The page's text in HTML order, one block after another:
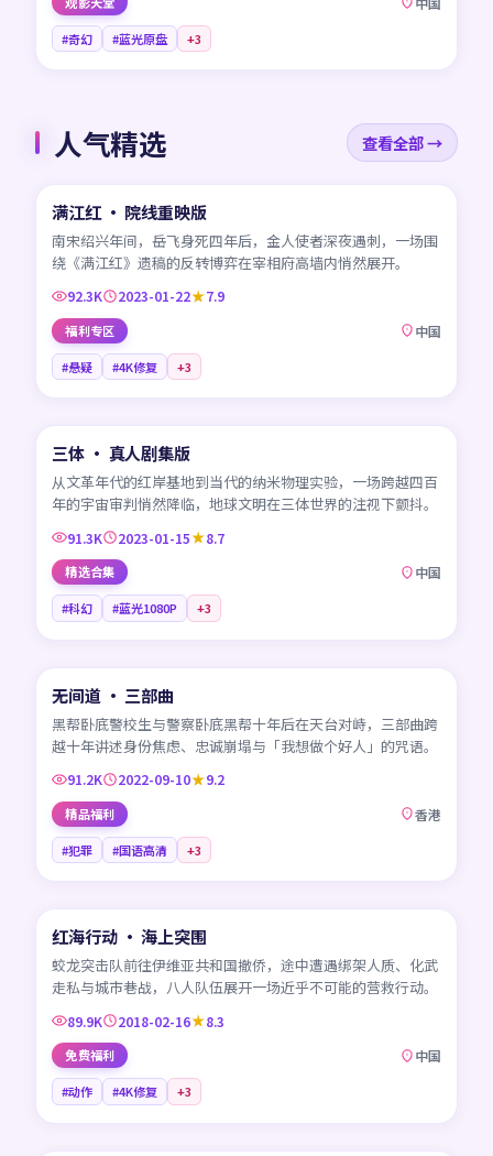
#奇幻 #蓝光原盘 +3
人气精选 查看全部 →
CN
99:34
满江红 · 院线重映版
南宋绍兴年间，岳飞身死四年后，金人使者深夜遇刺，一场围
绕《满江红》遗稿的反转博弈在宰相府高墙内悄然展开。
92.3K 2023-01-22 7.9
福利专区 中国
#悬疑 #4K修复 +3
CN
三体 · 真人剧集版
从文革年代的红岸基地到当代的纳米物理实验，一场跨越四百
年的宇宙审判悄然降临，地球文明在三体世界的注视下颤抖。
91.3K 2023-01-15 8.7
精选合集 中国
#科幻 #蓝光1080P +3
HK
无间道 · 三部曲
黑帮卧底警校生与警察卧底黑帮十年后在天台对峙，三部曲跨
越十年讲述身份焦虑、忠诚崩塌与「我想做个好人」的咒语。
91.2K 2022-09-10 9.2
精品福利 香港
#犯罪 #国语高清 +3
CN
红海行动 · 海上突围
蛟龙突击队前往伊维亚共和国撤侨，途中遭遇绑架人质、化武
走私与城市巷战，八人队伍展开一场近乎不可能的营救行动。
89.9K 2018-02-16 8.3
免费福利 中国
#动作 #4K修复 +3